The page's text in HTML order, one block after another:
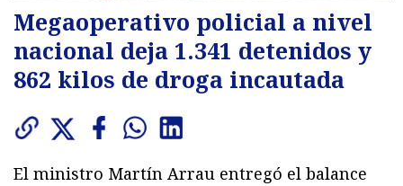
Megaoperativo policial a nivel
nacional deja 1.341 detenidos y
862 kilos de droga incautada
El ministro Martín Arrau entregó el balance